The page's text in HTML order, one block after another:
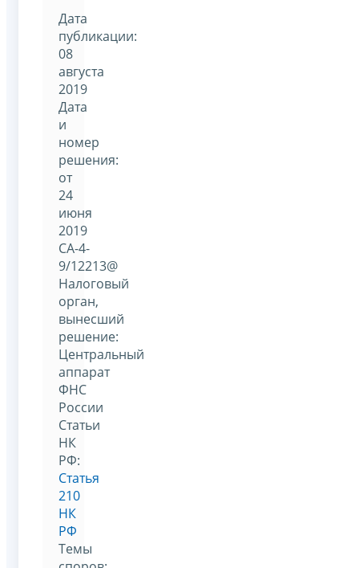
Дата
публикации:
08
августа
2019
Дата
и
номер
решения:
от
24
июня
2019
СА-4-
9/12213@
Налоговый
орган,
вынесший
решение:
Центральный
аппарат
ФНС
России
Статьи
НК
РФ:
Статья
210
НК
РФ
Темы